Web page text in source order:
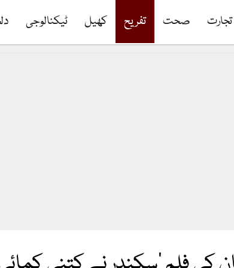
تجارت صحت تفریح کھیل ٹیکنالوجی